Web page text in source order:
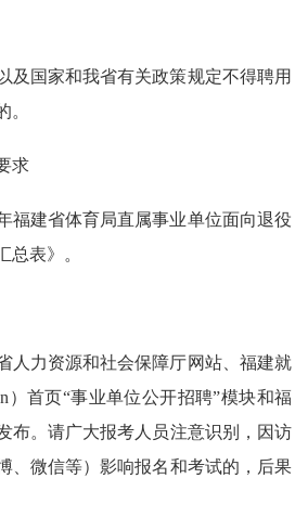
及国家和我省有关政策规定不得聘用
。
求
福建省体育局直属事业单位面向退役
总表》。
人力资源和社会保障厅网站、福建就
）首页“事业单位公开招聘”模块和福
布。请广大报考人员注意识别，因访
、微信等）影响报名和考试的，后果